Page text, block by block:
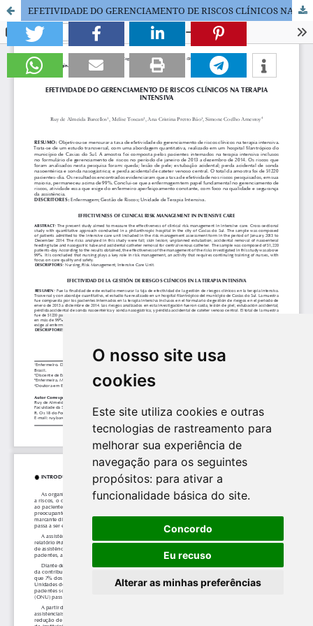
O nosso site usa
cookies
Este site utiliza cookies e outras
tecnologias de rastreamento para
melhorar sua experiência de
navegação para os seguintes
propósitos: para ativar a
funcionalidade básica do site.
Concordo
Eu recuso
Alterar as minhas preferências
EFETIVIDADE DO GERENCIAMENTO DE RISCOS CLÍNICOS NA TERAPIA INTENSIVA